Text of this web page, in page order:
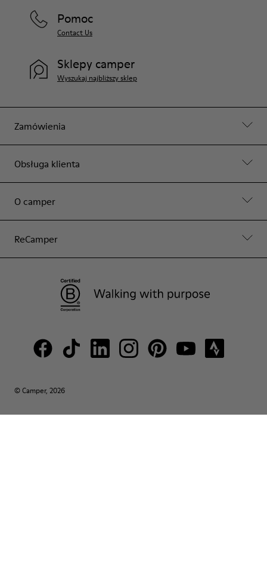
Zamówienia
Obsługa klienta
O camper
ReCamper
Pomoc
Contact Us
Sklepy camper
Wyszukaj najbliższy sklep
© Camper, 2026